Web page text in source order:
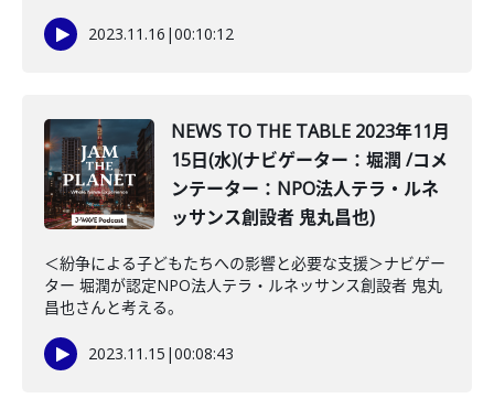
2023.11.16 |00:10:12
NEWS TO THE TABLE 2023年11月
15日(水)(ナビゲーター：堀潤 /コメ
ンテーター：NPO法人テラ・ルネ
ッサンス創設者 鬼丸昌也)
＜紛争による子どもたちへの影響と必要な支援＞ナビゲー
ター 堀潤が認定NPO法人テラ・ルネッサンス創設者 鬼丸
昌也さんと考える。
2023.11.15 |00:08:43